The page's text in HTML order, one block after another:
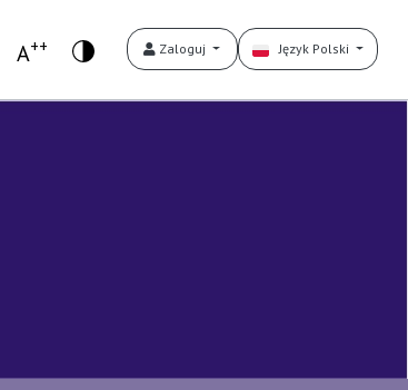
A++ Zaloguj Język Polski